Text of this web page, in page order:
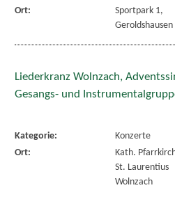
Ort:
Sportpark 1,
Geroldshausen
Liederkranz Wolnzach,
Gesangs- und
Kategorie:
Konzerte
Ort:
Kath.
St. Laurentius
Wolnzach